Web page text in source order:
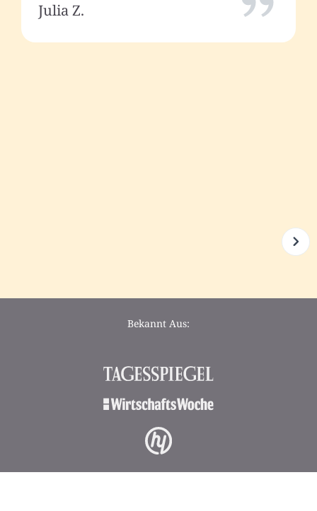
Julia Z.
Bekannt Aus: